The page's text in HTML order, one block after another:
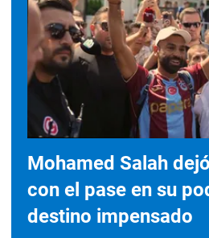
Mohamed Salah
con el pase en su
destino impensado